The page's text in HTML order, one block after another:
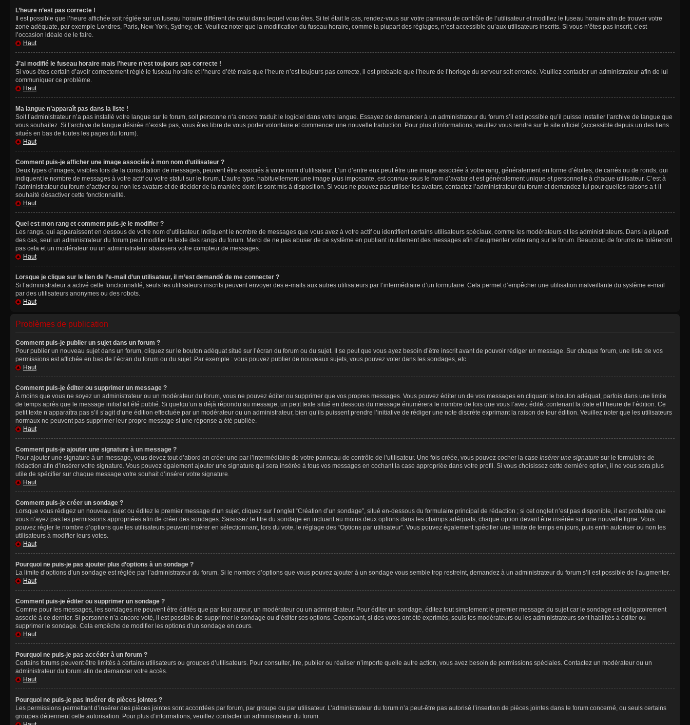
L’heure n’est pas correcte !
Il est possible que l’heure affichée soit réglée sur un fuseau horaire différent de celui dans lequel vous êtes. Si tel était le cas, rendez-vous sur votre panneau de contrôle de l’utilisateur et modifiez le fuseau horaire afin de trouver votre
zone adéquate, par exemple Londres, Paris, New York, Sydney, etc. Veuillez noter que la modification du fuseau horaire, comme la plupart des réglages, n’est accessible qu’aux utilisateurs inscrits. Si vous n’êtes pas inscrit, c’est
l’occasion idéale de le faire.
Haut
J’ai modifié le fuseau horaire mais l’heure n’est toujours pas correcte !
Si vous êtes certain d’avoir correctement réglé le fuseau horaire et l’heure d’été mais que l’heure n’est toujours pas correcte, il est probable que l’heure de l’horloge du serveur soit erronée. Veuillez contacter un administrateur afin de lui
communiquer ce problème.
Haut
Ma langue n’apparaît pas dans la liste !
Soit l’administrateur n’a pas installé votre langue sur le forum, soit personne n’a encore traduit le logiciel dans votre langue. Essayez de demander à un administrateur du forum s’il est possible qu’il puisse installer l’archive de langue que
vous souhaitez. Si l’archive de langue désirée n’existe pas, vous êtes libre de vous porter volontaire et commencer une nouvelle traduction. Pour plus d’informations, veuillez vous rendre sur le site officiel (accessible depuis un des liens
situés en bas de toutes les pages du forum).
Haut
Comment puis-je afficher une image associée à mon nom d’utilisateur ?
Deux types d’images, visibles lors de la consultation de messages, peuvent être associés à votre nom d’utilisateur. L’un d’entre eux peut être une image associée à votre rang, généralement en forme d’étoiles, de carrés ou de ronds, qui
indiquent le nombre de messages à votre actif ou votre statut sur le forum. L’autre type, habituellement une image plus imposante, est connue sous le nom d’avatar et est généralement unique et personnelle à chaque utilisateur. C’est à
l’administrateur du forum d’activer ou non les avatars et de décider de la manière dont ils sont mis à disposition. Si vous ne pouvez pas utiliser les avatars, contactez l’administrateur du forum et demandez-lui pour quelles raisons a t-il
souhaité désactiver cette fonctionnalité.
Haut
Quel est mon rang et comment puis-je le modifier ?
Les rangs, qui apparaissent en dessous de votre nom d’utilisateur, indiquent le nombre de messages que vous avez à votre actif ou identifient certains utilisateurs spéciaux, comme les modérateurs et les administrateurs. Dans la plupart
des cas, seul un administrateur du forum peut modifier le texte des rangs du forum. Merci de ne pas abuser de ce système en publiant inutilement des messages afin d’augmenter votre rang sur le forum. Beaucoup de forums ne toléreront
pas cela et un modérateur ou un administrateur abaissera votre compteur de messages.
Haut
Lorsque je clique sur le lien de l’e-mail d’un utilisateur, il m’est demandé de me connecter ?
Si l’administrateur a activé cette fonctionnalité, seuls les utilisateurs inscrits peuvent envoyer des e-mails aux autres utilisateurs par l’intermédiaire d’un formulaire. Cela permet d’empêcher une utilisation malveillante du système e-mail
par des utilisateurs anonymes ou des robots.
Haut
Problèmes de publication
Comment puis-je publier un sujet dans un forum ?
Pour publier un nouveau sujet dans un forum, cliquez sur le bouton adéquat situé sur l’écran du forum ou du sujet. Il se peut que vous ayez besoin d’être inscrit avant de pouvoir rédiger un message. Sur chaque forum, une liste de vos
permissions est affichée en bas de l’écran du forum ou du sujet. Par exemple : vous pouvez publier de nouveaux sujets, vous pouvez voter dans les sondages, etc.
Haut
Comment puis-je éditer ou supprimer un message ?
À moins que vous ne soyez un administrateur ou un modérateur du forum, vous ne pouvez éditer ou supprimer que vos propres messages. Vous pouvez éditer un de vos messages en cliquant le bouton adéquat, parfois dans une limite
de temps après que le message initial ait été publié. Si quelqu’un a déjà répondu au message, un petit texte situé en dessous du message énumèrera le nombre de fois que vous l’avez édité, contenant la date et l’heure de l’édition. Ce
petit texte n’apparaîtra pas s’il s’agit d’une édition effectuée par un modérateur ou un administrateur, bien qu’ils puissent prendre l’initiative de rédiger une note discrète exprimant la raison de leur édition. Veuillez noter que les utilisateurs
normaux ne peuvent pas supprimer leur propre message si une réponse a été publiée.
Haut
Comment puis-je ajouter une signature à un message ?
Pour ajouter une signature à un message, vous devez tout d’abord en créer une par l’intermédiaire de votre panneau de contrôle de l’utilisateur. Une fois créée, vous pouvez cocher la case Insérer une signature sur le formulaire de
rédaction afin d’insérer votre signature. Vous pouvez également ajouter une signature qui sera insérée à tous vos messages en cochant la case appropriée dans votre profil. Si vous choisissez cette dernière option, il ne vous sera plus
utile de spécifier sur chaque message votre souhait d’insérer votre signature.
Haut
Comment puis-je créer un sondage ?
Lorsque vous rédigez un nouveau sujet ou éditez le premier message d’un sujet, cliquez sur l’onglet “Création d’un sondage”, situé en-dessous du formulaire principal de rédaction ; si cet onglet n’est pas disponible, il est probable que
vous n’ayez pas les permissions appropriées afin de créer des sondages. Saisissez le titre du sondage en incluant au moins deux options dans les champs adéquats, chaque option devant être insérée sur une nouvelle ligne. Vous
pouvez régler le nombre d’options que les utilisateurs peuvent insérer en sélectionnant, lors du vote, le réglage des “Options par utilisateur”. Vous pouvez également spécifier une limite de temps en jours, puis enfin autoriser ou non les
utilisateurs à modifier leurs votes.
Haut
Pourquoi ne puis-je pas ajouter plus d’options à un sondage ?
La limite d’options d’un sondage est réglée par l’administrateur du forum. Si le nombre d’options que vous pouvez ajouter à un sondage vous semble trop restreint, demandez à un administrateur du forum s’il est possible de l’augmenter.
Haut
Comment puis-je éditer ou supprimer un sondage ?
Comme pour les messages, les sondages ne peuvent être édités que par leur auteur, un modérateur ou un administrateur. Pour éditer un sondage, éditez tout simplement le premier message du sujet car le sondage est obligatoirement
associé à ce dernier. Si personne n’a encore voté, il est possible de supprimer le sondage ou d’éditer ses options. Cependant, si des votes ont été exprimés, seuls les modérateurs ou les administrateurs sont habilités à éditer ou
supprimer le sondage. Cela empêche de modifier les options d’un sondage en cours.
Haut
Pourquoi ne puis-je pas accéder à un forum ?
Certains forums peuvent être limités à certains utilisateurs ou groupes d’utilisateurs. Pour consulter, lire, publier ou réaliser n’importe quelle autre action, vous avez besoin de permissions spéciales. Contactez un modérateur ou un
administrateur du forum afin de demander votre accès.
Haut
Pourquoi ne puis-je pas insérer de pièces jointes ?
Les permissions permettant d’insérer des pièces jointes sont accordées par forum, par groupe ou par utilisateur. L’administrateur du forum n’a peut-être pas autorisé l’insertion de pièces jointes dans le forum concerné, ou seuls certains
groupes détiennent cette autorisation. Pour plus d’informations, veuillez contacter un administrateur du forum.